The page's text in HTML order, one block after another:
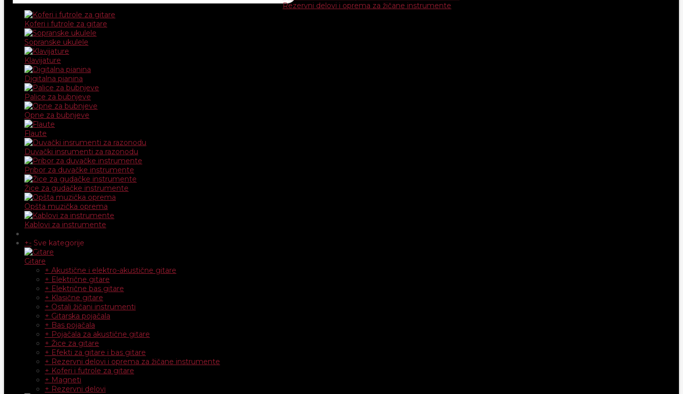
Rezervni delovi i oprema za žičane instrumente
Koferi i futrole za gitare
Sopranske ukulele
Klavijature
Digitalna pianina
Palice za bubnjeve
Opne za bubnjeve
Flaute
Duvački insrumenti za razonodu
Pribor za duvačke instrumente
Žice za gudačke instrumente
Opšta muzička oprema
Kablovi za instrumente
+- Sve kategorije
Gitare
+ Akustične i elektro-akustične gitare
+ Električne gitare
+ Električne bas gitare
+ Klasične gitare
+ Ostali žičani instrumenti
+ Gitarska pojačala
+ Bas pojačala
+ Pojačala za akustične gitare
+ Žice za gitare
+ Efekti za gitare i bas gitare
+ Rezervni delovi i oprema za žičane instrumente
+ Koferi i futrole za gitare
+ Magneti
+ Rezervni delovi